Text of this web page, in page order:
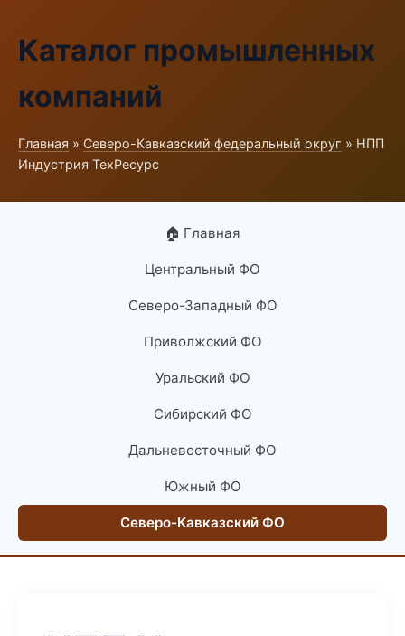
Каталог промышленных
компаний
Главная » Северо-Кавказский федеральный округ » НПП
Индустрия ТехРесурс
🏠 Главная
Центральный ФО
Северо-Западный ФО
Приволжский ФО
Уральский ФО
Сибирский ФО
Дальневосточный ФО
Южный ФО
Северо-Кавказский ФО